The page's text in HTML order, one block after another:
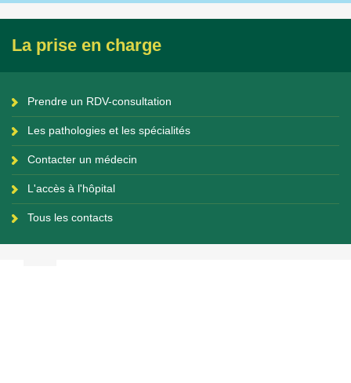
La prise en charge
Prendre un RDV-consultation
Les pathologies et les spécialités
Contacter un médecin
L'accès à l'hôpital
Tous les contacts